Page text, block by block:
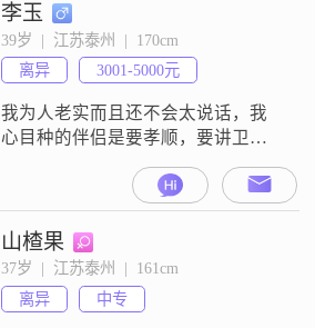
李玉
39岁  |  江苏泰州  |  170cm
离异
3001-5000元
我为人老实而且还不会太说话，我
心目种的伴侣是要孝顺，要讲卫
生，要能下厨房，要包容我
山楂果
37岁  |  江苏泰州  |  161cm
离异
中专